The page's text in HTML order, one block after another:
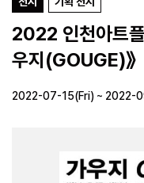
2022 인천아트
우지(GOUGE)》
2022-07-15(Fri) ~ 2022-